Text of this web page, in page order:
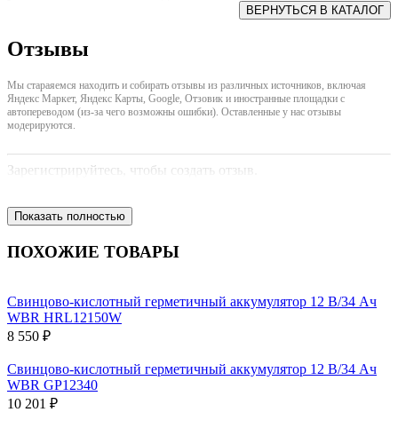
Отзывы
Мы стараяемся находить и собирать отзывы из различных источников, включая
Яндекс Маркет, Яндекс Карты, Google, Отзовик и иностранные площадки с
автопереводом (из-за чего возможны ошибки). Оставленные у нас отзывы
модерируются.
Зарегистрируйтесь, чтобы создать отзыв.
Показать полностью
ПОХОЖИЕ ТОВАРЫ
Свинцово-кислотный герметичный аккумулятор 12 В/34 Ач
WBR HRL12150W
8 550 ₽
Свинцово-кислотный герметичный аккумулятор 12 В/34 Ач
WBR GP12340
10 201 ₽